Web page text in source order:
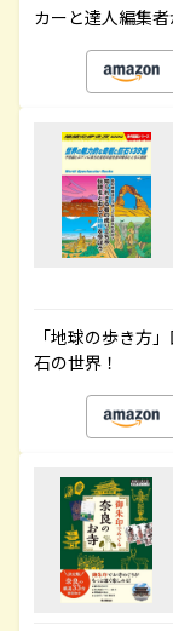
カーと達人編集
「地球の歩き方
石の世界！